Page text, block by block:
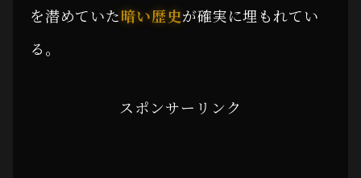
を潜めていた暗い歴史が確実に埋もれてい
る。
スポンサーリンク